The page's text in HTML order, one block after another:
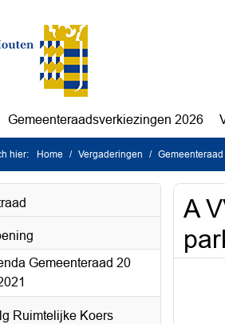
Gemeenteraadsverkiezingen 2026
hier: Home Vergaderingen
Gemeenteraad 20
Ruimtelijke Koers
A